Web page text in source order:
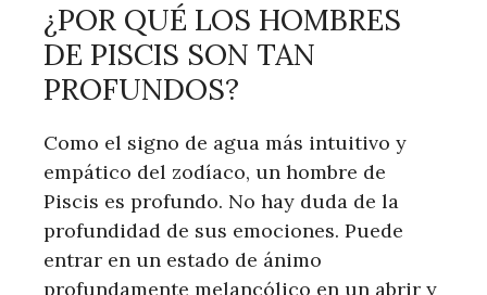
¿POR QUÉ LOS HOMBRES
DE PISCIS SON TAN
PROFUNDOS?
Como el signo de agua más intuitivo y
empático del zodíaco, un hombre de
Piscis es profundo. No hay duda de la
profundidad de sus emociones. Puede
entrar en un estado de ánimo
profundamente melancólico en un abrir y